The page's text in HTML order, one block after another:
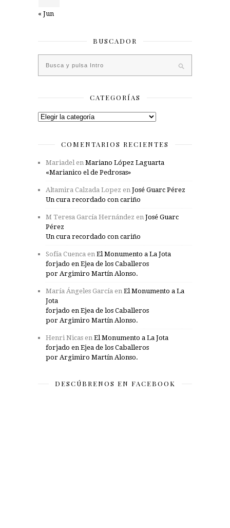
« Jun
BUSCADOR
CATEGORÍAS
Categorías
COMENTARIOS RECIENTES
Mariadelen Mariano López Laguarta
«Marianico el de Pedrosas»
Altamira Calzada Lopez en José Guarc Pérez
Un cura recordado con cariño
M Teresa García Hernández en José Guarc
Pérez
Un cura recordado con cariño
Sofía Cuenca en El Monumento a La Jota
forjado en Ejea de los Caballeros
por Argimiro Martín Alonso.
María Ángeles García en El Monumento a La
Jota
forjado en Ejea de los Caballeros
por Argimiro Martín Alonso.
Henri Nicas en El Monumento a La Jota
forjado en Ejea de los Caballeros
por Argimiro Martín Alonso.
DESCÚBRENOS EN FACEBOOK